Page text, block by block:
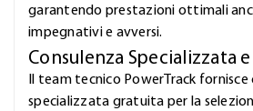
garantendo prestazioni ottimali
impegnativi e avversi.
Consulenza Specializzata
Il team tecnico PowerTrack fornisce
specializzata gratuita per la